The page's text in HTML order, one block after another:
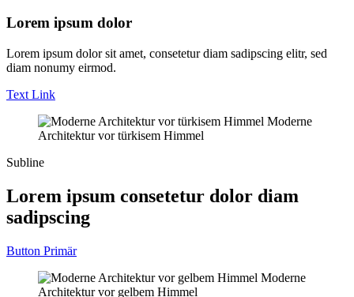
Lorem ipsum dolor
Lorem ipsum dolor sit amet, consetetur diam sadipscing elitr, sed
diam nonumy eirmod.
Text Link
Moderne
Architektur vor türkisem Himmel
Subline
Lorem ipsum consetetur dolor diam
sadipscing
Button Primär
Moderne
Architektur vor gelbem Himmel